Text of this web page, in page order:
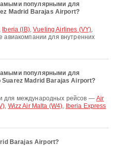
популярными для
Madrid Barajas Airport?
, Iberia (IB),Vueling Airlines (VY),
для внутренних
популярными для
Madrid Barajas Airport?
для международных рейсов — Air
, Wizz Air Malta (W4), Iberia Express
Barajas Airport?